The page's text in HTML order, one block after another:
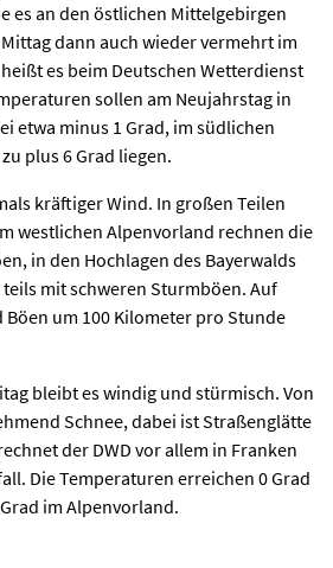
es an den östlichen Mittelgebirgen
dann auch wieder vermehrt im
es beim Deutschen Wetterdienst
sollen am Neujahrstag in
etwa minus 1 Grad, im südlichen
plus 6 Grad liegen.
kräftiger Wind. In großen Teilen
westlichen Alpenvorland rechnen die
in den Hochlagen des Bayerwalds
mit schweren Sturmböen. Auf
um 100 Kilometer pro Stunde
bleibt es windig und stürmisch. Von
Schnee, dabei ist Straßenglätte
der DWD vor allem in Franken
Die Temperaturen erreichen 0 Grad
im Alpenvorland.